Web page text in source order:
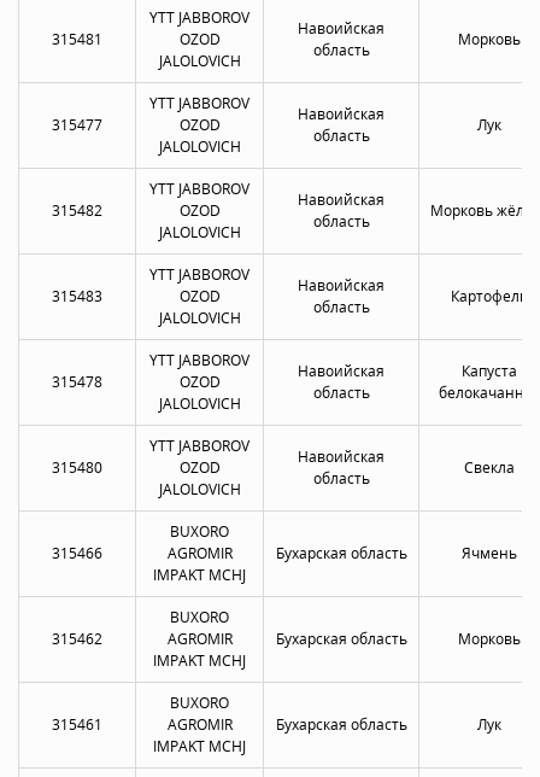
315481
YTT JABBOROV
OZOD
JALOLOVICH
Навоийская
область
Морковь
315477
YTT JABBOROV
OZOD
JALOLOVICH
Навоийская
область
Лук
315482
YTT JABBOROV
OZOD
JALOLOVICH
Навоийская
область
Морковь
315483
YTT JABBOROV
OZOD
JALOLOVICH
Навоийская
область
Картофель
315478
YTT JABBOROV
OZOD
JALOLOVICH
Навоийская
область
Капуста
белокачанная
315480
YTT JABBOROV
OZOD
JALOLOVICH
Навоийская
область
Свекла
315466
BUXORO
AGROMIR
IMPAKT MCHJ
Бухарская область Ячмень
315462
BUXORO
AGROMIR
IMPAKT MCHJ
Бухарская область Морковь
315461
BUXORO
AGROMIR
IMPAKT MCHJ
Бухарская область Лук